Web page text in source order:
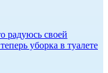
радуюсь своей
уборка в туалете